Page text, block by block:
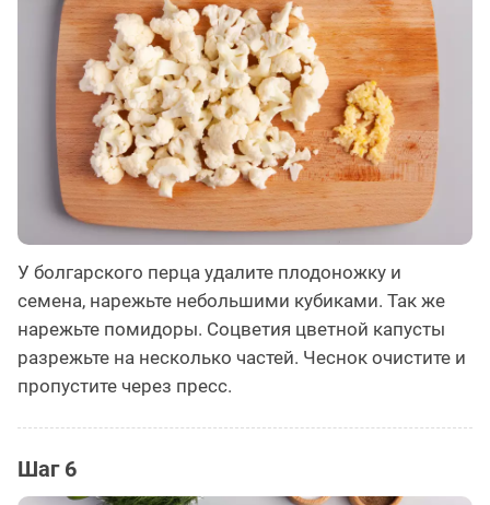
У болгарского перца удалите плодоножку и
семена, нарежьте небольшими кубиками. Так же
нарежьте помидоры. Соцветия цветной капусты
разрежьте на несколько частей. Чеснок очистите и
пропустите через пресс.
Шаг 6